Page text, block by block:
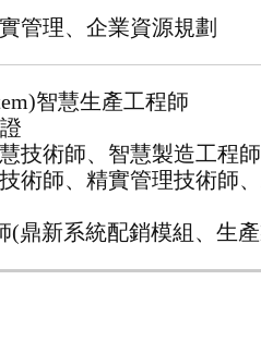
管理、企業資源規劃
智慧生產工程師
技術師、智慧製造工程
術師、精實管理技術師
(鼎新系統配銷模組、生